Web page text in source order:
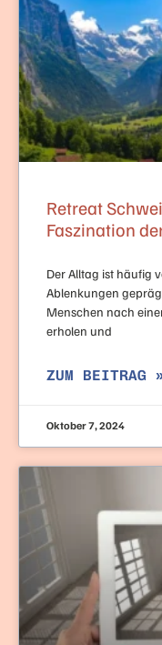
Retreat
Faszination
Der Alltag ist häufig
Ablenkungen
Menschen nach
erholen und
ZUM BEITRAG
Oktober 7, 2024